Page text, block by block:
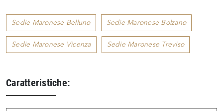
Sedie Maronese Belluno Sedie Maronese Bolzano
Sedie Maronese Vicenza Sedie Maronese Treviso
Caratteristiche: